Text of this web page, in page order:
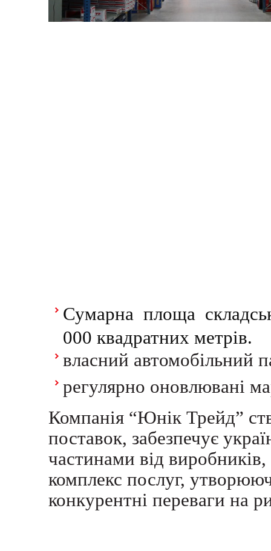
Сумарна площа
000 квадратних метрів.
власний автомобільний
регулярно оновлювані
Компанія “Юнік Трейд”
поставок, забезпечує
частинами від
комплекс послуг,
конкурентні переваги на